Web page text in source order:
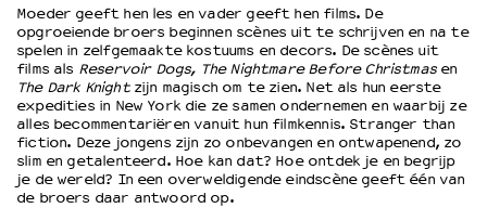
Word vriend
Historie
Partners
Huisregels
Privacyverklaring
Integriteits- en gedragscode
Duurzaamheid
Culturele boycot Israël
Moeder geeft hen les en vader geeft hen films. De
opgroeiende broers beginnen scènes uit te schrijven en na te
spelen in zelfgemaakte kostuums en decors. De scènes uit
films als Reservoir Dogs, The Nightmare Before Christmasen
The Dark Knightzijn magisch om te zien. Net als hun eerste
expedities in New York die ze samen ondernemen en waarbij ze
alles becommentariëren vanuit hun filmkennis. Stranger than
fiction. Deze jongens zijn zo onbevangen en ontwapenend, zo
slim en getalenteerd. Hoe kan dat? Hoe ontdek je en begrijp
je de wereld? In een overweldigende eindscène geeft één van
de broers daar antwoord op.